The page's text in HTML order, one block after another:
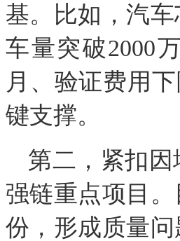
基。比如，汽
车量突破2000
月、验证费用
键支撑。
第二，紧扣
强链重点项目
份，形成质量